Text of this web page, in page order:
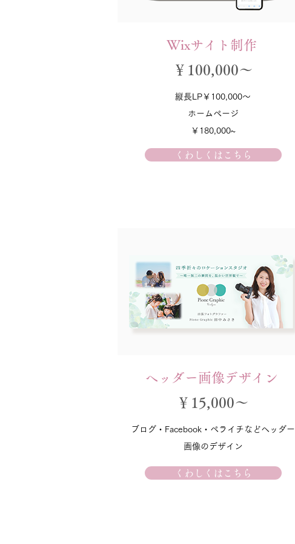
Wixサイト制作
￥100,000～
縦長LP￥100,000～
ホームページ
￥180,000~
くわしくはこちら
ヘッダー画像デザイン
￥15,000～
ブログ・Facebook・ペライチなどヘッダー
画像のデザイン
くわしくはこちら